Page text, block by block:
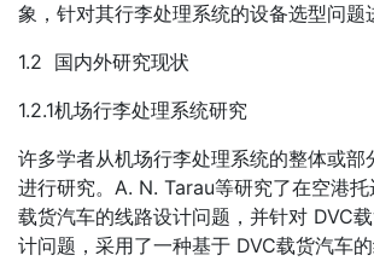
象，针对其行李处理系统的设备选型问题
1.2 国内外研究现状
1.2.1机场行李处理系统研究
许多学者从机场行李处理系统的整体或部
进行研究。A. N. Tarau等研究了在空港
载货汽车的线路设计问题，并针对 DVC
计问题，采用了一种基于 DVC载货汽车